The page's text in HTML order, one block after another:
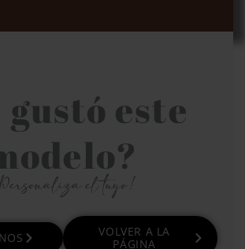
gustó este
el tuyo!
VOLVER A LA
PÁGINA